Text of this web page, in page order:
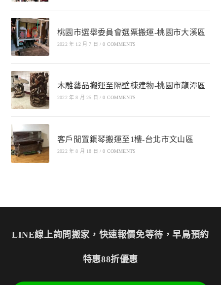
桃園市選舉委員會選票搬運-桃園市大溪區
2022 年 12 月 7 日 / 0 COMMENTS
木雕藝品搬運至隔壁棟建物-桃園市龍潭區
2022 年 8 月 25 日 / 0 COMMENTS
客戶閒置鋼琴搬運至1樓-台北市文山區
2022 年 8 月 18 日 / 0 COMMENTS
LINE線上詢問搬家，快速報價免等待，早鳥預約
特惠88折優惠